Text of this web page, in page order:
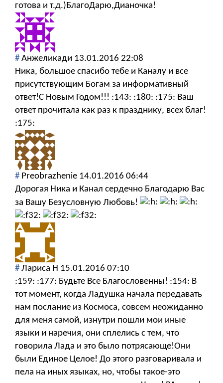
готова и т.д.)БлагоДарю,Дианочка!
# Анжеликади 13.01.2016 22:08
Ника, большое спасибо тебе и Каналу и все
присутствующим Богам за информативный
ответ!С Новым Годом!!! :143: :180: :175: Ваш
ответ прочитала как раз к празднику, всех благ!
:175:
# Preobrazhenie 14.01.2016 06:44
Дорогая Ника и Канал сердечно Благодарю Вас
за Вашу Безусловную Любовь!
# Лариса Н 15.01.2016 07:10
:159: :177: Будьте Все Благословенны! :154: В
тот момент, когда Ладушка начала передавать
нам послание из Космоса, совсем неожиданно
для меня самой, изнутри пошли мои иные
языки и наречия, они сплелись с тем, что
говорила Лада и это было потрясающе!Они
были Единое Целое! До этого разговаривала и
пела на иных языках, но, чтобы такое-это